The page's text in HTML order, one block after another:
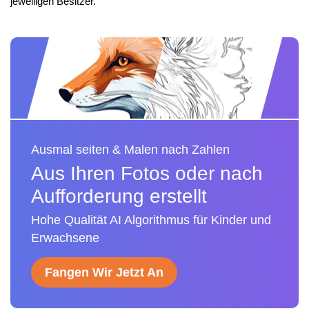
Ausmal seiten & Malen nach Zahlen
Aus Ihren Fotos oder nach
Aufforderung erstellt
Hohe Qualität AI Algorithmus für Kinder und
Erwachsene
Fangen Wir Jetzt An